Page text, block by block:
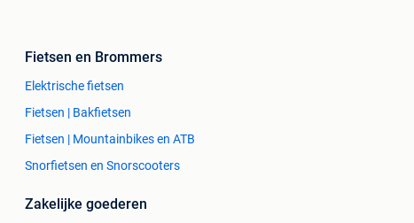
Fietsen en Brommers
Elektrische fietsen
Fietsen | Bakfietsen
Fietsen | Mountainbikes en ATB
Snorfietsen en Snorscooters
Zakelijke goederen